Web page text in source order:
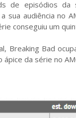
de episódios da
sua audiência no
conseguiu um
Breaking Bad
da série no